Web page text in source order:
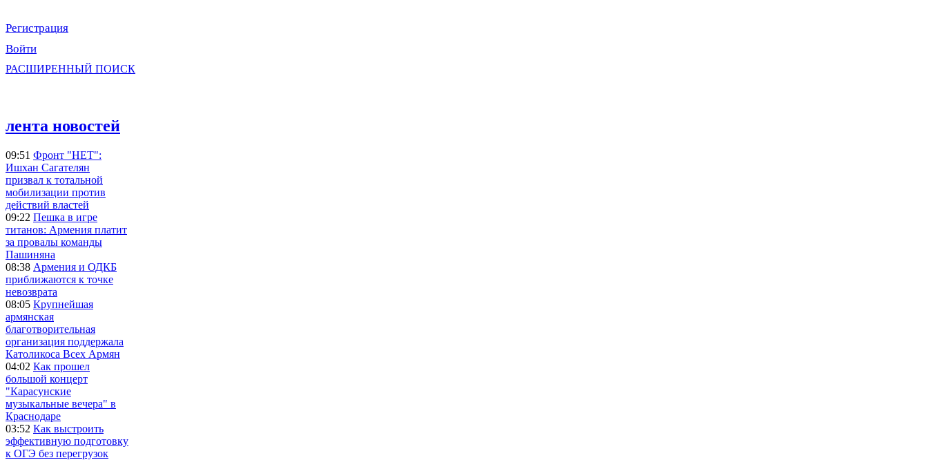
Регистрация
Войти
РАСШИРЕННЫЙ ПОИСК
лента новостей
09:51 Фронт "НЕТ":
Ишхан Сагателян
призвал к тотальной
мобилизации против
действий властей
09:22 Пешка в игре
титанов: Армения платит
за провалы команды
Пашиняна
08:38 Армения и ОДКБ
приближаются к точке
невозврата
08:05 Крупнейшая
армянская
благотворительная
организация поддержала
Католикоса Всех Армян
04:02 Как прошел
большой концерт
"Карасунские
музыкальные вечера" в
Краснодаре
03:52 Как выстроить
эффективную подготовку
к ОГЭ без перегрузок